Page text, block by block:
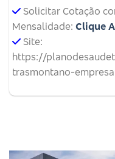
Solicitar Cotação
Mensalidade: Clique
Site:
https://
trasmontano-